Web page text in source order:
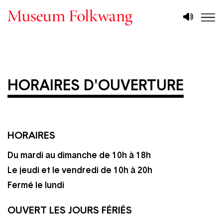
au
Vorlesen
HORAIRES D'OUVERTURE
HORAIRES
Du mardi au dimanche de 10h à 18h
Le jeudi et le vendredi de 10h à 20h
Fermé le lundi
OUVERT LES JOURS FÉRIÉS